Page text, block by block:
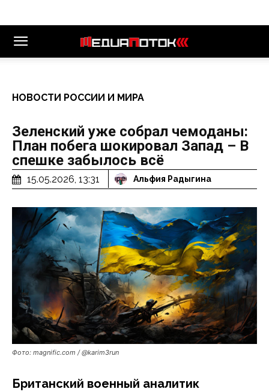
НОВОСТИ РОССИИ И МИРА
Зеленский уже собрал чемоданы:
План побега шокировал Запад – В
спешке забылось всё
15.05.2026, 13:31 Альфия Радыгина
Фото: magnific.com / @karim3run
Британский военный аналитик